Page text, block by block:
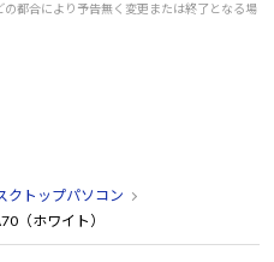
都合により予告無く変更または終了となる場
クトップパソコン
（ホワイト）